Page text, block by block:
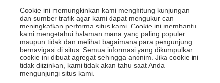
Cookie ini memungkinkan kami menghitung kunjungan
dan sumber trafik agar kami dapat mengukur dan
meningkatkan performa situs kami. Cookie ini membantu
kami mengetahui halaman mana yang paling populer
maupun tidak dan melihat bagaimana para pengunjung
bernavigasi di situs. Semua informasi yang dikumpulkan
cookie ini dibuat agregat sehingga anonim. Jika cookie ini
tidak diizinkan, kami tidak akan tahu saat Anda
mengunjungi situs kami.